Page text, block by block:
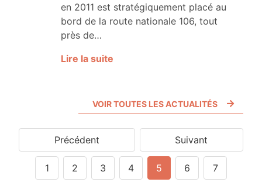
en 2011 est stratégiquement placé au
bord de la route nationale 106, tout
près de…
Lire la suite
VOIR TOUTES LES ACTUALITÉS
Précédent Suivant
1 2 3 4 5 6 7